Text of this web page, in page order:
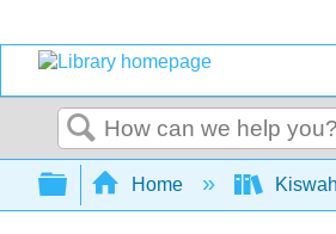
Search
Expand/collapse
Home